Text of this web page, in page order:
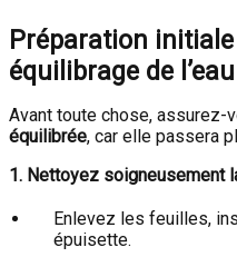
Préparation
équilibrage de l’eau
Avant toute chose, assurez-
équilibrée, car elle passera
1. Nettoyez soigneusement
Enlevez les feuilles,
épuisette.